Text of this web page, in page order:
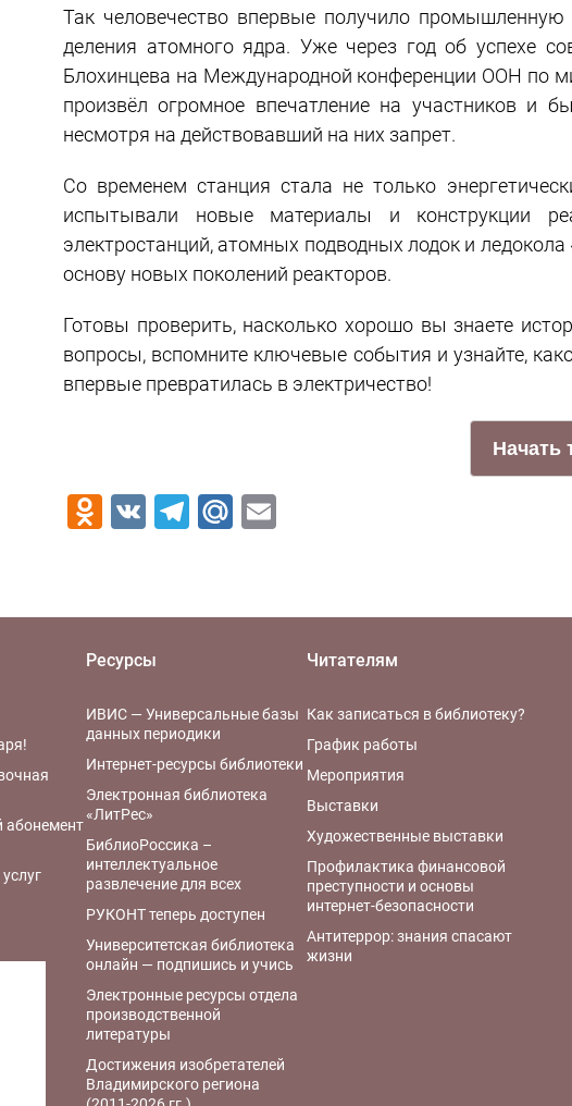
Так человечество впервые получило промышленную
деления атомного ядра. Уже через год об успехе
Блохинцева на Международной конференции ООН по
произвёл огромное впечатление на участников и
несмотря на действовавший на них запрет.
Со временем станция стала не только
испытывали новые материалы и конструкции
электростанций, атомных подводных лодок и
основу новых поколений реакторов.
Готовы проверить, насколько хорошо вы знаете
вопросы, вспомните ключевые события и узнайте,
впервые превратилась в электричество!
Odnoklassniki
VK Telegram
Mail.Ru
Ресурсы
ИВИС — Универсальные базы
данных периодики
Интернет-ресурсы библиотеки
Электронная библиотека
«ЛитРес»
БиблиоРоссика –
интеллектуальное
развлечение для всех
РУКОНТ теперь доступен
Университетская библиотека
онлайн — подпишись и учись
Электронные ресурсы отдела
производственной
литературы
Достижения изобретателей
Владимирского региона
Читателям
Как записаться в библиотеку?
График работы
Мероприятия
Выставки
Художественные выставки
Профилактика финансовой
преступности и основы
интернет-безопасности
Антитеррор: знания спасают
жизни